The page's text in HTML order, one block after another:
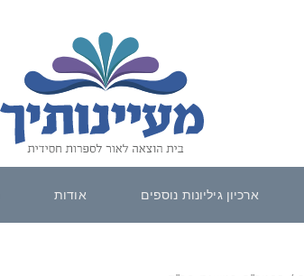
ארכיון גיליונות נוספים אודות